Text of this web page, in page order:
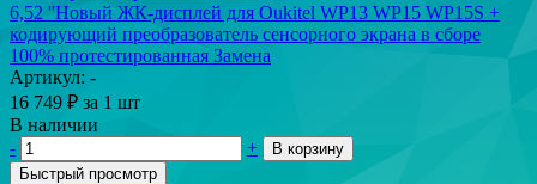
6,52 ''Новый ЖК-дисплей для Oukitel WP13 WP15 WP15S +
кодирующий преобразователь сенсорного экрана в сборе
100% протестированная Замена
Артикул: -
16 749 ₽ за 1 шт
В наличии
-
+
В корзину
Быстрый просмотр